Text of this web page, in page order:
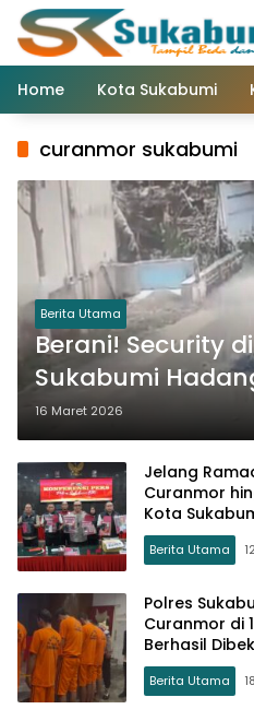
Langsung
konten
Home
Kota Sukabumi
curanmor sukabumi
Berita Utama
Berani! Security
Sukabumi
Sempat Terseret
Terpental
16 Maret 2026
Jelang
Curanmor
Kota
Berita Utama
Polres
Curanmor di
Berhasil
Berita Utama